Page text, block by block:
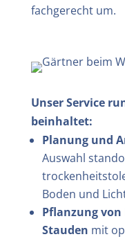
fachgerecht um.
Unser Service
beinhaltet:
Planung und
Auswahl
Boden und
Pflanzung
Stauden mit